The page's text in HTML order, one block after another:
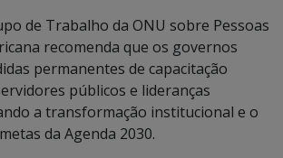
de Trabalho da ONU sobre Pessoas
recomenda que os governos
permanentes de capacitação
públicos e lideranças
a transformação institucional e o
da Agenda 2030.